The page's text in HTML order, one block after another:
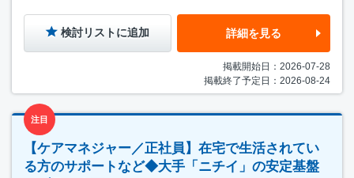
検討リストに追加 詳細を見る
掲載開始日：2026-07-28
掲載終了予定日：2026-08-24
注目
【ケアマネジャー／正社員】在宅で生活されてい
る方のサポートなど◆大手「ニチイ」の安定基盤